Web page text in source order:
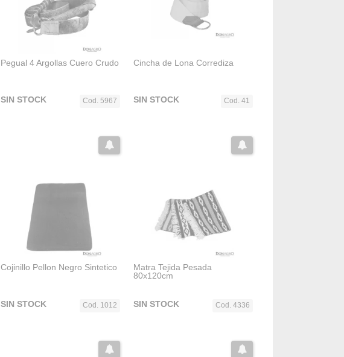
Pegual 4 Argollas Cuero Crudo
Cod. 5967
SIN STOCK
Cincha de Lona Corrediza
Cod. 41
SIN STOCK
Cojinillo Pellon Negro Sintetico
Cod. 1012
SIN STOCK
Matra Tejida Pesada
80x120cm
Cod. 4336
SIN STOCK